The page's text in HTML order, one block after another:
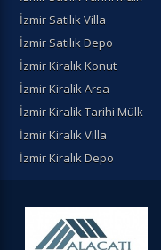
İzmir Satılık Villa
İzmir Satılık Depo
İzmir Kiralık Konut
İzmir Kiralik Arsa
İzmir Kiralik Tarihi Mülk
İzmir Kiralık Villa
İzmir Kiralık Depo